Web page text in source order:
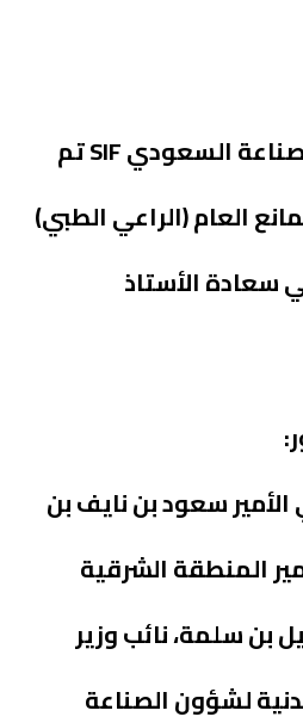
على هامش منتدى الصناعة السعودي SIF تم
العام (الراعي الطبي)
سعادة الأستاذ
سعود بن نايف بن
المنطقة الشرقية
بن سلمة، نائب وزير
لشؤون الصناعة